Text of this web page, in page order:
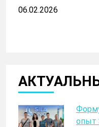
06.02.2026
опыт